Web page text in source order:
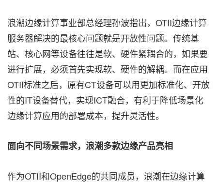
浪潮边缘计算事业部总经理孙波指出，OTII边缘计算
服务器解决的最核心问题就是开放性问题。传统基
站、核心网等设备往往是软、硬件紧耦合的，如果要
进行扩展，必须首先实现软、硬件的解耦。而在应用
OTII标准之后，原有CT设备可以用更加标准化、开放
性的IT设备替代，实现ICT融合，有利于降低场景化
边缘计算应用的部署成本，提升灵活性。
面向不同场景需求，浪潮多款边缘产品亮相
作为OTII和OpenEdge的共同成员，浪潮在边缘计算